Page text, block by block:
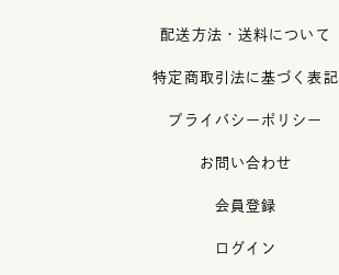
配送方法・送料について
特定商取引法に基づく表記
プライバシーポリシー
お問い合わせ
会員登録
ログイン